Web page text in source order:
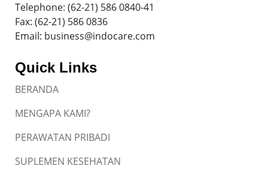
Telephone: (62-21) 586 0840-41
Fax: (62-21) 586 0836
Email: business@indocare.com
Quick Links
BERANDA
MENGAPA KAMI?
PERAWATAN PRIBADI
SUPLEMEN KESEHATAN